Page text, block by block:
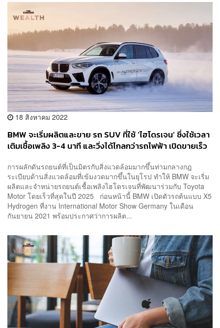
18 สิงหาคม 2022
BMW จะเริ่มผลิตและขาย รถ SUV ที่ใช้ ‘ไฮโดรเจน’ ซึ่งใช้เวลา
เติมเชื้อเพลิง 3-4 นาที และวิ่งได้ไกลกว่ารถไฟฟ้า เปิดขายเร็ว
การผลักดันรถยนต์ที่เป็นมิตรกับสิ่งแวดล้อมมากขึ้นท่ามกลางกฎ
ระเบียบด้านสิ่งแวดล้อมที่เข้มงวดมากขึ้นในยุโรป ทำให้ BMW จะเริ่ม
ผลิตและจำหน่ายรถยนต์เชื้อเพลิงไฮโดรเจนที่พัฒนาร่วมกับ Toyota
Motor โดยเร็วที่สุดในปี 2025 ก่อนหน้านี้ BMW เปิดตัวรถต้นแบบ X5
Hydrogen ที่งาน International Motor Show Germany ในเดือน
กันยายน 2021 พร้อมประกาศว่าการผลิต...